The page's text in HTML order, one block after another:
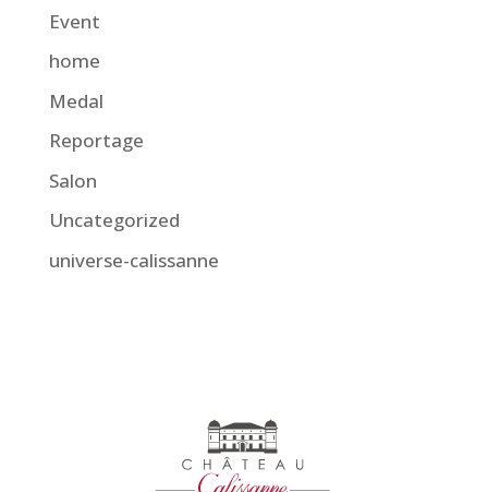
Event
home
Medal
Reportage
Salon
Uncategorized
universe-calissanne